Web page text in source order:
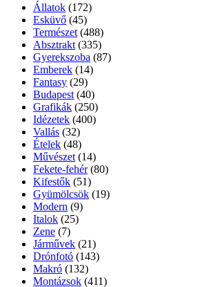
Állatok (172)
Esküvő (45)
Természet (488)
Absztrakt (335)
Gyerekszoba (87)
Emberek (14)
Fantasy (29)
Budapest (40)
Grafikák (250)
Idézetek (400)
Vallás (32)
Ételek (48)
Művészet (14)
Fekete-fehér (80)
Kifestők (51)
Gyümölcsök (19)
Modern (9)
Italok (25)
Zene (7)
Járművek (21)
Drónfotó (143)
Makró (132)
Montázsok (411)